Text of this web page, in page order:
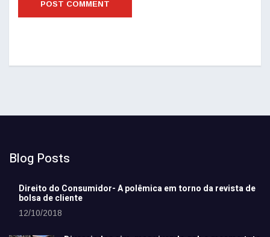
Blog Posts
Direito do Consumidor- A polêmica em torno da revista de
bolsa de cliente
12/10/2018